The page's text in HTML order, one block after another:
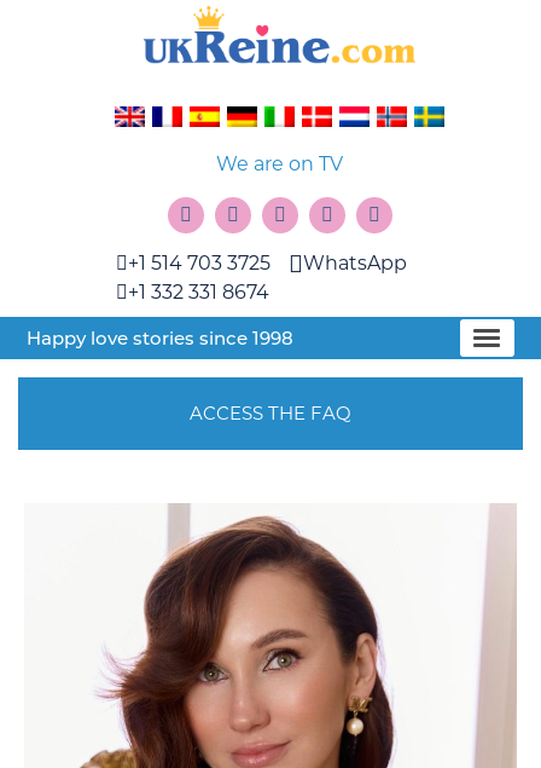
We are on TV
+1 514 703 3725
+1 332 331 8674
WhatsApp
Happy love stories since 1998
ACCESS THE FAQ